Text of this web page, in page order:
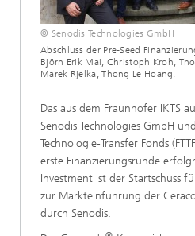
© Senodis Technologies GmbH
Abschluss der Pre-Seed
Björn Erik Mai, Christoph Kroh,
Marek Rjelka, Thong Le Hoang.
Das aus dem Fraunhofer IKTS
Senodis Technologies GmbH
Technologie-Transfer Fonds
erste Finanzierungsrunde
Investment ist der Startschuss
zur Markteinführung der
durch Senodis.